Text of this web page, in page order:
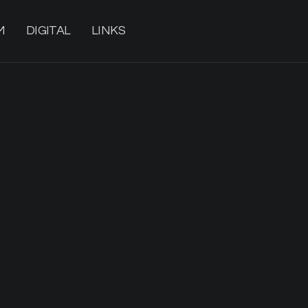
DIGITAL LINKS